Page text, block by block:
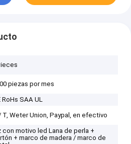
piezas por mes
RoHs SAA UL
T, Weter Union, Paypal, en efectivo
con motivo led Lana de perla +
+ marco de madera / marco de